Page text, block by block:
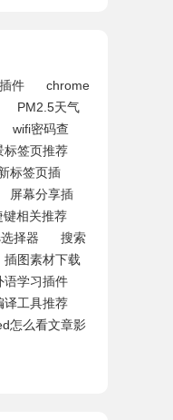
件
chrome
PM2.5天气
wifi密码查
标签页推荐
标签页插
屏幕分享插
键相关推荐
择器
搜索
插图素材下载
语学习插件
译工具推荐
怎么看文章影